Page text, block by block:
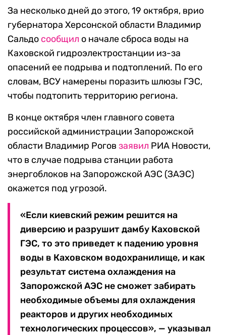
За несколько дней до этого, 19 октября, врио
губернатора Херсонской области Владимир
Сальдо сообщил о начале сброса воды на
Каховской гидроэлектростанции из-за
опасений ее подрыва и подтоплений. По его
словам, ВСУ намерены поразить шлюзы ГЭС,
чтобы подтопить территорию региона.
В конце октября член главного совета
российской администрации Запорожской
области Владимир Рогов заявил РИА Новости,
что в случае подрыва станции работа
энергоблоков на Запорожской АЭС (ЗАЭС)
окажется под угрозой.
«Если киевский режим решится на
диверсию и разрушит дамбу Каховской
ГЭС, то это приведет к падению уровня
воды в Каховском водохранилище, и как
результат система охлаждения на
Запорожской АЭС не сможет забирать
необходимые объемы для охлаждения
реакторов и других необходимых
технологических процессов», — указывал